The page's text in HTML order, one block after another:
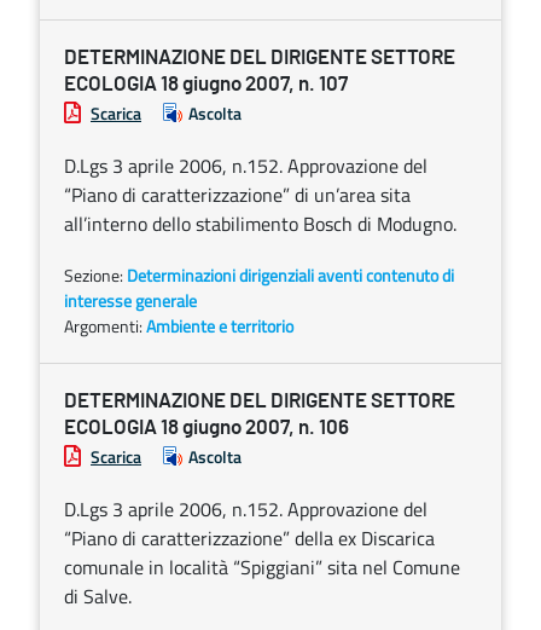
DETERMINAZIONE DEL DIRIGENTE SETTORE
ECOLOGIA 18 giugno 2007, n. 107
Scarica Ascolta
D.Lgs 3 aprile 2006, n.152. Approvazione del
“Piano di caratterizzazione” di un’area sita
all’interno dello stabilimento Bosch di Modugno.
Sezione: Determinazioni dirigenziali aventi contenuto di
interesse generale
Argomenti:Ambiente e territorio
DETERMINAZIONE DEL DIRIGENTE SETTORE
ECOLOGIA 18 giugno 2007, n. 106
Scarica Ascolta
D.Lgs 3 aprile 2006, n.152. Approvazione del
“Piano di caratterizzazione” della ex Discarica
comunale in località “Spiggiani” sita nel Comune
di Salve.